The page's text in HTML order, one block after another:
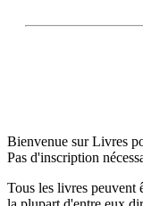
Bienvenue sur Livres
Pas d'inscription
Tous les livres peuvent